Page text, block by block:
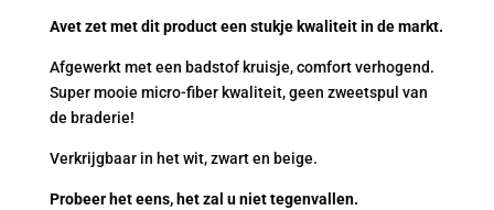
Avet zet met dit product een stukje kwaliteit in de markt.
Afgewerkt met een badstof kruisje, comfort verhogend.
Super mooie micro-fiber kwaliteit, geen zweetspul van
de braderie!
Verkrijgbaar in het wit, zwart en beige.
Probeer het eens, het zal u niet tegenvallen.